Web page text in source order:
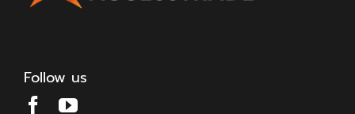
Follow us